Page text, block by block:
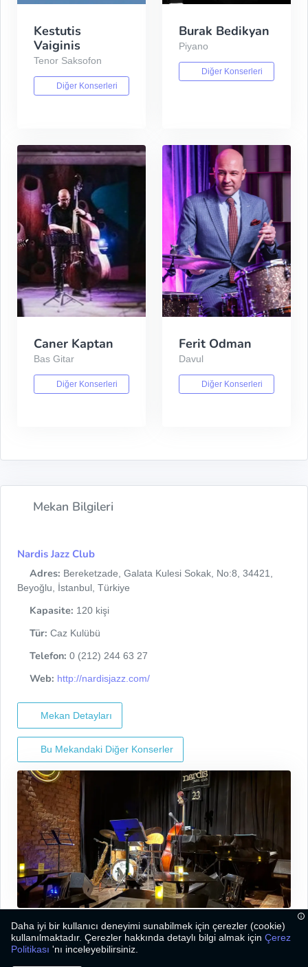
Kestutis
Vaiginis
Tenor Saksofon
Diğer Konserleri
Burak Bedikyan
Piyano
Diğer Konserleri
Caner Kaptan
Bas Gitar
Diğer Konserleri
Ferit Odman
Davul
Diğer Konserleri
Mekan Bilgileri
Nardis Jazz Club
Adres: Bereketzade, Galata Kulesi Sokak, No:8, 34421,
Beyoğlu, İstanbul, Türkiye
Kapasite: 120 kişi
Tür: Caz Kulübü
Telefon: 0 (212) 244 63 27
Web: http://nardisjazz.com/
Mekan Detayları
Bu Mekandaki Diğer Konserler
Daha iyi bir kullanıcı deneyimi sunabilmek için çerezler (cookie)
kullanılmaktadır. Çerezler hakkında detaylı bilgi almak için Çerez
Politikası 'nı inceleyebilirsiniz.